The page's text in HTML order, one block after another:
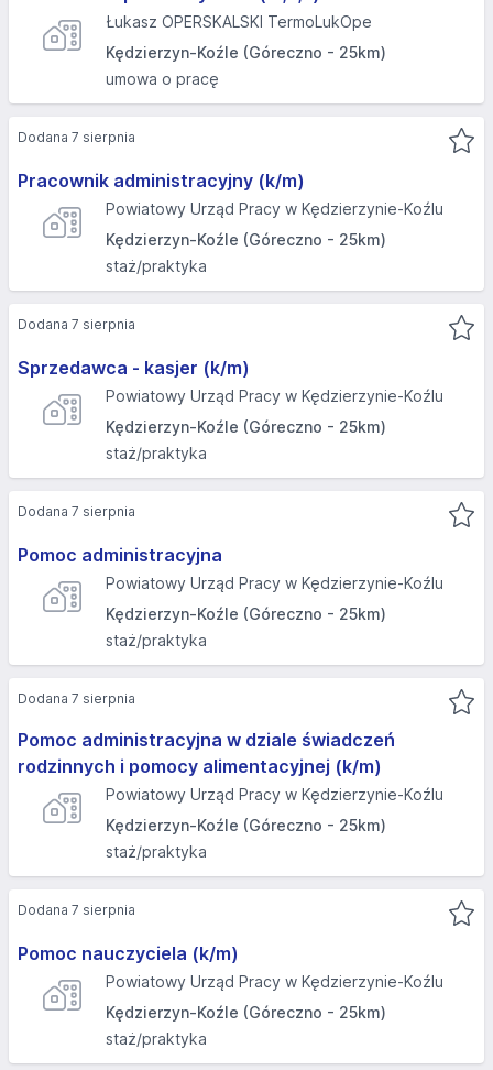
Łukasz OPERSKALSKI TermoLukOpe
Kędzierzyn-Koźle (Góreczno - 25km)
umowa o pracę
Pracownik administracyjny (k/m)
Powiatowy Urząd Pracy w Kędzierzynie-Koźlu
Kędzierzyn-Koźle (Góreczno - 25km)
staż/praktyka
Dodana 7 sierpnia
Sprzedawca - kasjer (k/m)
Powiatowy Urząd Pracy w Kędzierzynie-Koźlu
Kędzierzyn-Koźle (Góreczno - 25km)
staż/praktyka
Dodana 7 sierpnia
Pomoc administracyjna
Powiatowy Urząd Pracy w Kędzierzynie-Koźlu
Kędzierzyn-Koźle (Góreczno - 25km)
staż/praktyka
Dodana 7 sierpnia
Pomoc administracyjna w dziale świadczeń
rodzinnych i pomocy alimentacyjnej (k/m)
Powiatowy Urząd Pracy w Kędzierzynie-Koźlu
Kędzierzyn-Koźle (Góreczno - 25km)
staż/praktyka
Dodana 7 sierpnia
Pomoc nauczyciela (k/m)
Powiatowy Urząd Pracy w Kędzierzynie-Koźlu
Kędzierzyn-Koźle (Góreczno - 25km)
staż/praktyka
Dodana 7 sierpnia